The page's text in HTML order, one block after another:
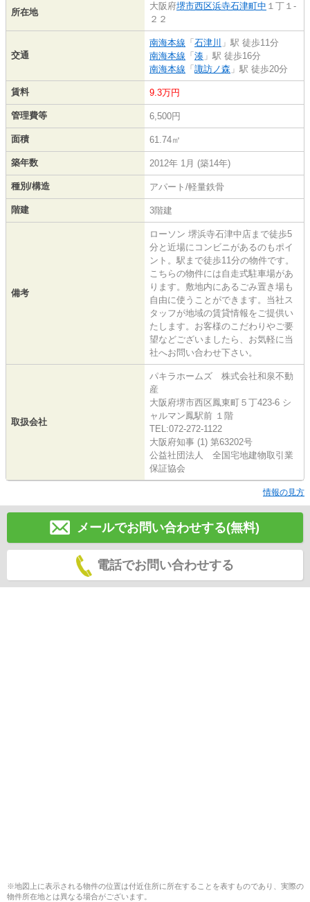
所在地
大阪府堺市西区浜寺石津町中 １丁１-
２２
交通
南海本線 「 石津川 」駅 徒歩11分
南海本線 「 湊 」駅 徒歩16分
南海本線 「 諏訪ノ森 」駅 徒歩20分
賃料 9.3万円
管理費等 6,500円
面積 61.74㎡
築年数 2012年 1月 (築14年)
種別/構造 アパート/軽量鉄骨
階建 3階建
備考
ローソン 堺浜寺石津中店まで徒歩5
分と近場にコンビニがあるのもポイ
ント。駅まで徒歩11分の物件です。
こちらの物件には自走式駐車場があ
ります。敷地内にあるごみ置き場も
自由に使うことができます。当社ス
タッフが地域の賃貸情報をご提供い
たします。お客様のこだわりやご要
望などございましたら、お気軽に当
社へお問い合わせ下さい。
取扱会社
パキラホームズ 株式会社和泉不動
産
大阪府堺市西区鳳東町５丁423-6 シ
ャルマン鳳駅前 １階
TEL:072-272-1122
大阪府知事 (1) 第63202号
公益社団法人 全国宅地建物取引業
保証協会
情報の見方
メールでお問い合わせする(無料)
電話でお問い合わせする
※地図上に表示される物件の位置は付近住所に所在することを表すものであり、実際の
物件所在地とは異なる場合がございます。